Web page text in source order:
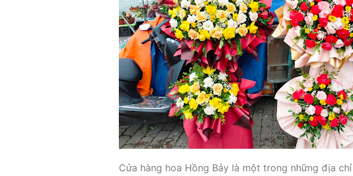
Cửa hàng hoa Hồng Bảy là một trong những địa